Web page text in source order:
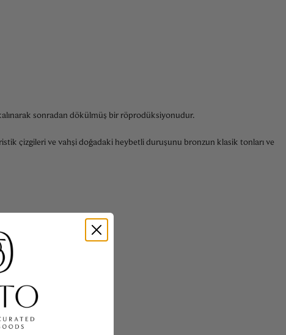
sonradan dökülmüş bir röprodüksiyonudur.
çizgileri ve vahşi doğadaki heybetli duruşunu bronzun klasik tonları ve